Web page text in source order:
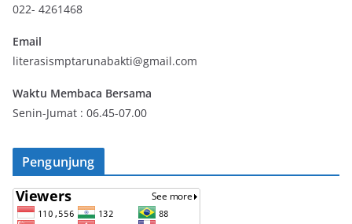
022- 4261468
Email
literasismptarunabakti@gmail.com
Waktu Membaca Bersama
Senin-Jumat : 06.45-07.00
Pengunjung